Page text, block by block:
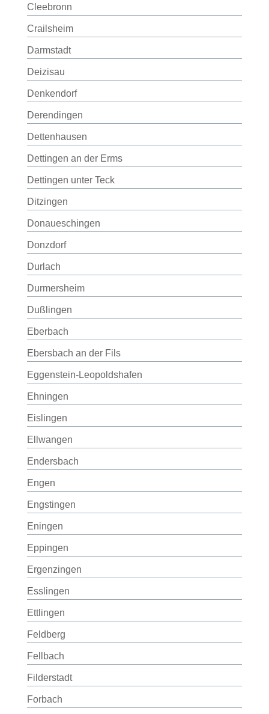
Cleebronn
Crailsheim
Darmstadt
Deizisau
Denkendorf
Derendingen
Dettenhausen
Dettingen an der Erms
Dettingen unter Teck
Ditzingen
Donaueschingen
Donzdorf
Durlach
Durmersheim
Dußlingen
Eberbach
Ebersbach an der Fils
Eggenstein-Leopoldshafen
Ehningen
Eislingen
Ellwangen
Endersbach
Engen
Engstingen
Eningen
Eppingen
Ergenzingen
Esslingen
Ettlingen
Feldberg
Fellbach
Filderstadt
Forbach